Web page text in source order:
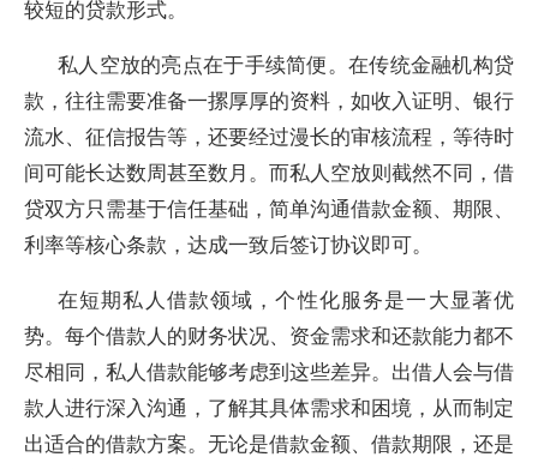
较短的贷款形式。
私人空放的亮点在于手续简便。在传统金融机构贷
款，往往需要准备一摞厚厚的资料，如收入证明、银行
流水、征信报告等，还要经过漫长的审核流程，等待时
间可能长达数周甚至数月。而私人空放则截然不同，借
贷双方只需基于信任基础，简单沟通借款金额、期限、
利率等核心条款，达成一致后签订协议即可。
在短期私人借款领域，个性化服务是一大显著优
势。每个借款人的财务状况、资金需求和还款能力都不
尽相同，私人借款能够考虑到这些差异。出借人会与借
款人进行深入沟通，了解其具体需求和困境，从而制定
出适合的借款方案。无论是借款金额、借款期限，还是